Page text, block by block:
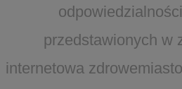
przedstawionych w
internetowa